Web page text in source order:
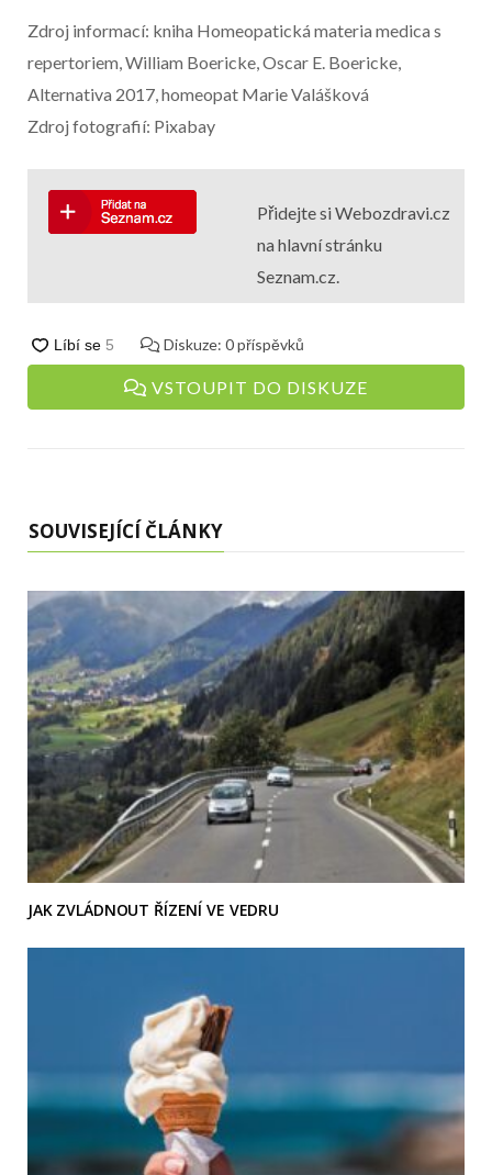
Zdroj informací: kniha Homeopatická materia medica s
repertoriem, William Boericke, Oscar E. Boericke,
Alternativa 2017, homeopat Marie Valášková
Zdroj fotografií: Pixabay
Přidejte si Webozdravi.cz
na hlavní stránku
Seznam.cz.
Diskuze: 0příspěvků
VSTOUPIT DO DISKUZE
SOUVISEJÍCÍ ČLÁNKY
JAK ZVLÁDNOUT ŘÍZENÍ VE VEDRU